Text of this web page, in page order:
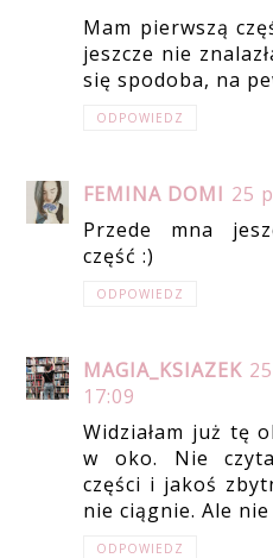
Mam pierwszą
jeszcze nie
się spodoba, na
ODPOWIEDZ
FEMINA DOMI 25
Przede mna
część :)
ODPOWIEDZ
MAGIA_KSIAZEK
17:09
Widziałam już tę
w oko. Nie
części i jakoś
nie ciągnie. Ale
ODPOWIEDZ